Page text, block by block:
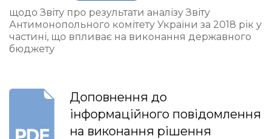
щодо Звіту про результати аналізу Звіту
Антимонопольного комітету України за 2018 рік у
частині, що впливає на виконання державного
бюджету
Доповнення до
інформаційного повідомлення
на виконання рішення